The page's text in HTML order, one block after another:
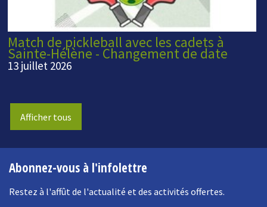
Match de pickleball avec les cadets à
Sainte-Hélène - Changement de date
13 juillet 2026
Afficher tous
Abonnez-vous à l'infolettre
Restez à l'affût de l'actualité et des activités offertes.